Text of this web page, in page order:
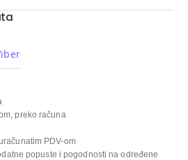
preko računa
PDV-om
popuste i pogodnosti na određene